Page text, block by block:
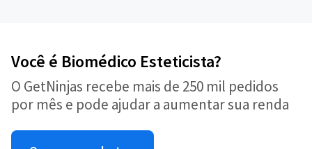
Você é Biomédico Esteticista?
O GetNinjas recebe mais de 250 mil pedidos
por mês e pode ajudar a aumentar sua renda